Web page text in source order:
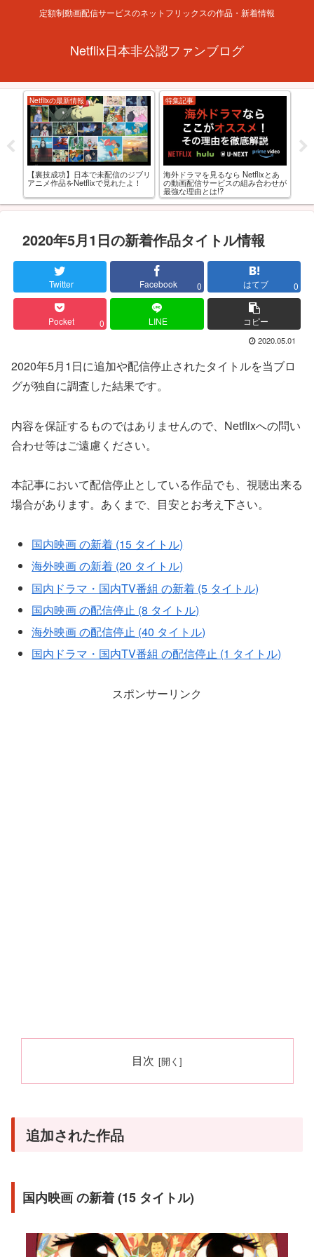
定額制動画配信サービスのネットフリックスの作品・新着情報
Netflix日本非公認ファンブログ
】日本で未配信のジブリ
をNetflixで見れたよ！
特集記事
海外ドラマを見るなら Netflixとあ
の動画配信サービスの組み合わせが
【R18】AV級にエロ
れる大人向け国内映
2020年5月1日の新着作品タイトル情報
Twitter Facebook 0 はてブ 0
Pocket 0 LINE コピー
2020.05.01
2020年5月1日に追加や配信停止されたタイトルを当ブロ
グが独自に調査した結果です。
内容を保証するものではありませんので、Netflixへの問い
合わせ等はご遠慮ください。
本記事において配信停止としている作品でも、視聴出来る
場合があります。あくまで、目安とお考え下さい。
国内映画 の新着 (15 タイトル)
海外映画 の新着 (20 タイトル)
国内ドラマ・国内TV番組 の新着 (5 タイトル)
国内映画 の配信停止 (8 タイトル)
海外映画 の配信停止 (40 タイトル)
国内ドラマ・国内TV番組 の配信停止 (1 タイトル)
スポンサーリンク
目次
追加された作品
国内映画 の新着 (15 タイトル)